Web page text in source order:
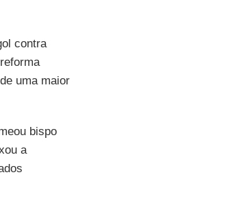
contra
uma maior
bispo
a